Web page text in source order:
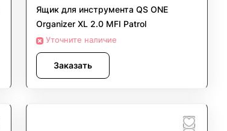
Ящик для инструмента QS ONE
Organizer XL 2.0 MFI Patrol
Уточните наличие
Заказать